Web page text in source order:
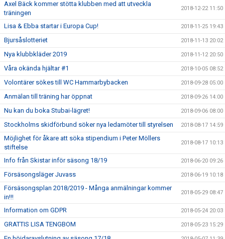
Axel Bäck kommer stötta klubben med att utveckla
träningen
2018-12-22 11:50
Lisa & Ebba startar i Europa Cup! 2018-11-25 19:43
Bjursåslotteriet 2018-11-13 20:02
Nya klubbkläder 2019 2018-11-12 20:50
Våra okända hjältar #1 2018-10-05 08:52
Volontärer sökes till WC Hammarbybacken 2018-09-28 05:00
Anmälan till träning har öppnat 2018-09-26 14:00
Nu kan du boka Stubai-lägret! 2018-09-06 08:00
Stockholms skidförbund söker nya ledamöter till styrelsen 2018-08-17 14:59
Möjlighet för åkare att söka stipendium i Peter Möllers
stiftelse
2018-08-17 10:13
Info från Skistar inför säsong 18/19 2018-06-20 09:26
Försäsongsläger Juvass 2018-06-19 10:18
Försäsongsplan 2018/2019 - Många anmälningar kommer
in!!!
2018-05-29 08:47
Information om GDPR 2018-05-24 20:03
GRATTIS LISA TENGBOM 2018-05-23 15:29